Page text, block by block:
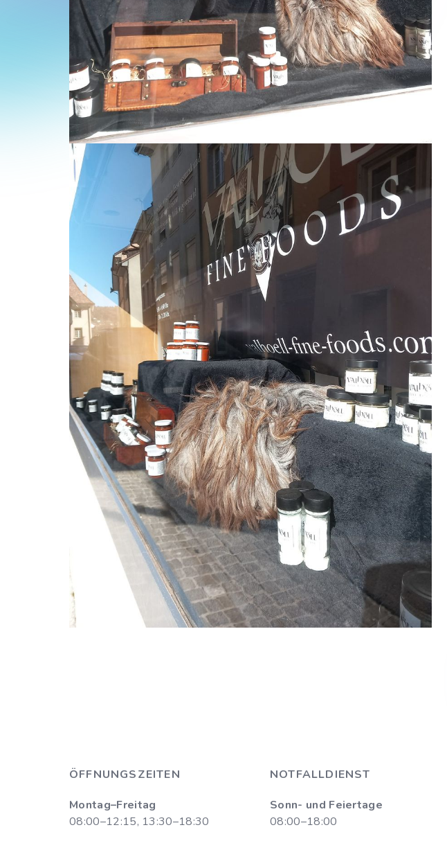
ÖFFNUNGSZEITEN
Montag–Freitag
08:00–12:15, 13:30–18:30
NOTFALLDIENST
Sonn- und Feiertage
08:00–18:00